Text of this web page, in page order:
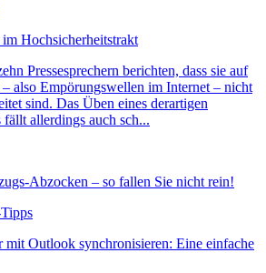
im Hochsicherheitstrakt
Pressesprechern berichten, dass sie auf
– also Empörungswellen im Internet – nicht
sind. Das Üben eines derartigen
allerdings auch sch...
Abzocken – so fallen Sie nicht rein!
mit Outlook synchronisieren: Eine einfache